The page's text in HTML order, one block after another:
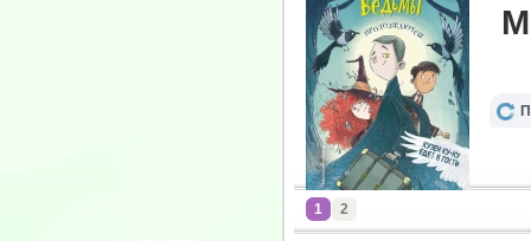
1 2